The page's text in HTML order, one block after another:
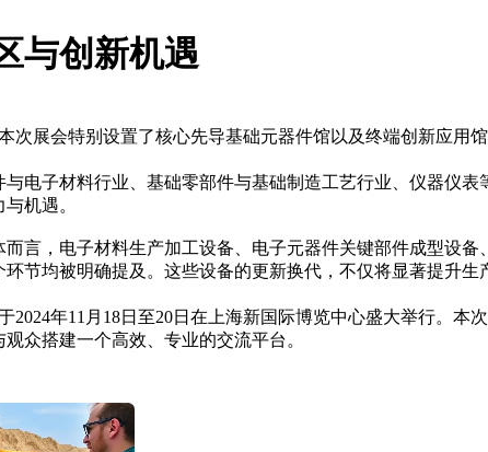
与创新机遇
次展会特别设置了核心先导基础元器件馆以及终端创新应用
子材料行业、基础零部件与基础制造工艺行业、仪器仪表
机遇。
，电子材料生产加工设备、电子元器件关键部件成型设备
节均被明确提及。这些设备的更新换代，不仅将显著提升
年11月18日至20日在上海新国际博览中心盛大举行。本
众搭建一个高效、专业的交流平台。